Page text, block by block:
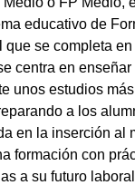
educativo de
que se completa
centra en enseñar
unos estudios
a los
en la inserción al
formación con
a su futuro